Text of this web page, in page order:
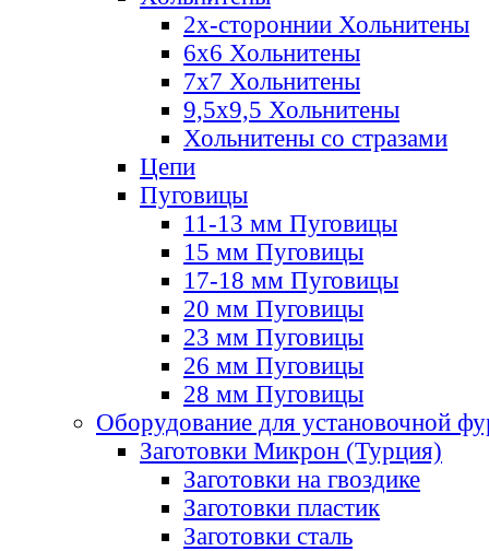
2х-стороннии Хольнитены
6х6 Хольнитены
7х7 Хольнитены
9,5х9,5 Хольнитены
Хольнитены со стразами
Цепи
Пуговицы
11-13 мм Пуговицы
15 мм Пуговицы
17-18 мм Пуговицы
20 мм Пуговицы
23 мм Пуговицы
26 мм Пуговицы
28 мм Пуговицы
Оборудование для установочной
Заготовки Микрон (Турция)
Заготовки на гвоздике
Заготовки пластик
Заготовки сталь